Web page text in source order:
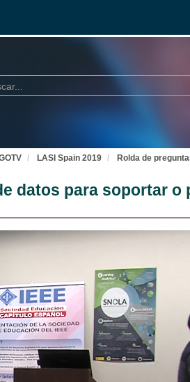
LASI Spain 2019 Rolda de
datos para soportar